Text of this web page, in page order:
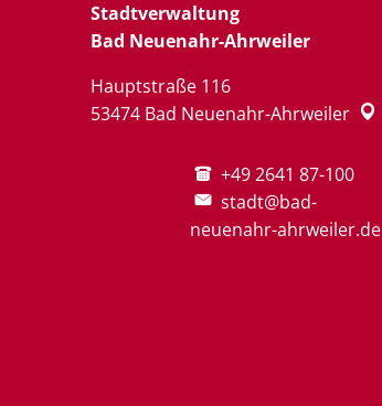
Stadtverwaltung
Bad Neuenahr-Ahrweiler
Hauptstraße 116
53474 Bad Neuenahr-Ahrweiler
+49 2641 87-100
stadt@bad-
neuenahr-ahrweiler.de